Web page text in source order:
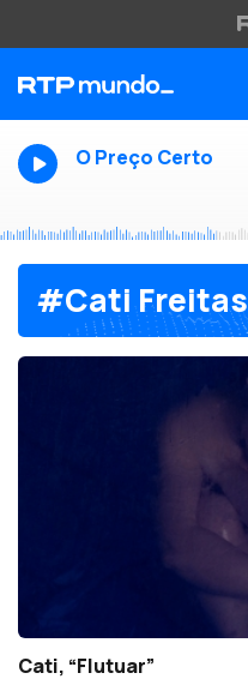
O Preço Certo
#Cati Freitas
Cati, “Flutuar”